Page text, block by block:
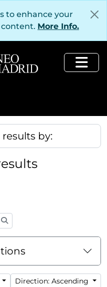
to enhance your
More Info.
by:
Direction: Ascending